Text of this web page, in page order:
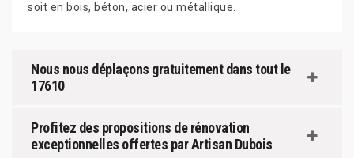
soit en bois, béton, acier ou métallique.
Nous nous déplaçons gratuitement dans tout le
17610
Profitez des propositions de rénovation
exceptionnelles offertes par Artisan Dubois